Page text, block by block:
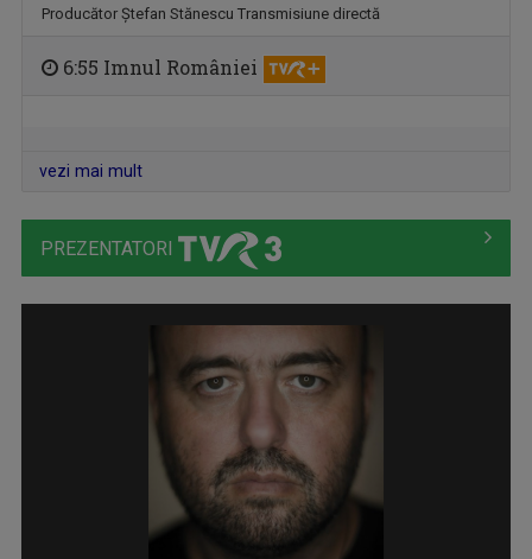
FORUM ECONOMIC
IAȘII MARILOR IUBIRI
Poveşti despre oraşul de odinioară şi cel de ...
Producător Ştefan Stănescu Transmisiune directă
6:55 Imnul României
vezi mai mult
PREZENTATORI